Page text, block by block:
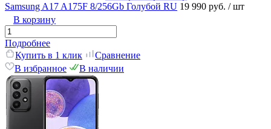
Samsung A17 A175F 8/256Gb Голубой RU 19 990 руб. / шт
В корзину
Подробнее
Купить в 1 клик
Сравнение
В избранное
В наличии